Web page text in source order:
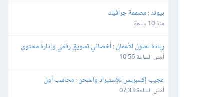
بيوند : مصممة جرافيك
منذ 10 ساعة
ريادة لحلول الأعمال : أخصائي تسويق رقمي وإدارة محتوى
أمس الساعة 10:56
عجيب إكسبريس للإستيراد والشحن : محاسب أول
أمس الساعة 07:33